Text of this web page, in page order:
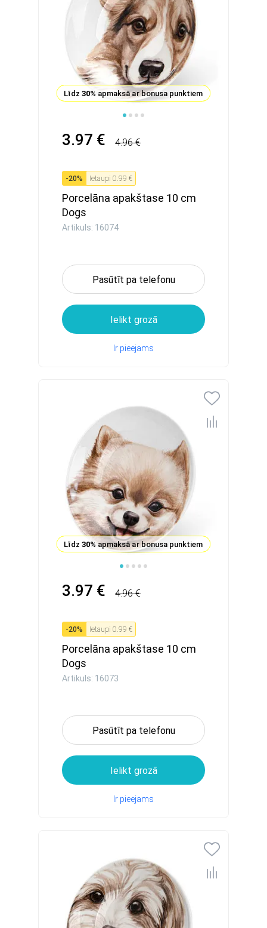
Līdz 30% apmaksā ar bonusa punktiem
3.97 € 4.96 €
-20% Ietaupi 0.99 €
Porcelāna apakštase 10 cm
Dogs
Artikuls: 16074
Pasūtīt pa telefonu
Ielikt grozā
Ir pieejams
Līdz 30% apmaksā ar bonusa punktiem
3.97 € 4.96 €
-20% Ietaupi 0.99 €
Porcelāna apakštase 10 cm
Dogs
Artikuls: 16073
Pasūtīt pa telefonu
Ielikt grozā
Ir pieejams